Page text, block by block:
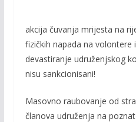
akcija čuvanja mrijesta na
fizičkih napada na volontere
devastiranje udruženjskog
nisu sankcionisani!
Masovno raubovanje od
članova udruženja na